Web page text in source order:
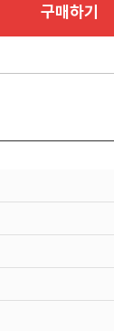
구매하기